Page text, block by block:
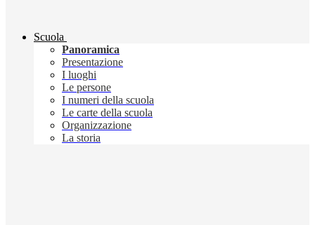
Scuola
Panoramica
Presentazione
I luoghi
Le persone
I numeri della scuola
Le carte della scuola
Organizzazione
La storia